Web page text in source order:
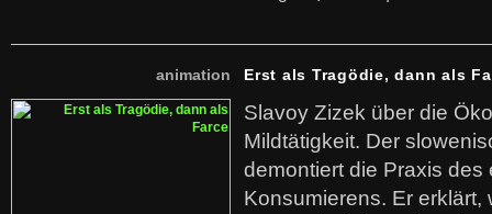
animation Erst als Tragödie, dann als
Slavoy Zizek über die
Mildtätigkeit. Der
demontiert die Praxis des
Konsumierens. Er erklärt,